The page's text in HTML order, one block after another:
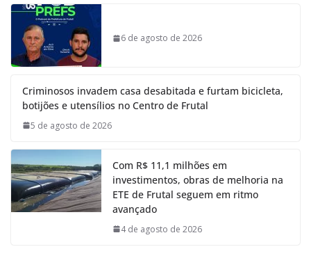
6 de agosto de 2026
Criminosos invadem casa desabitada e furtam bicicleta,
botijões e utensílios no Centro de Frutal
5 de agosto de 2026
Com R$ 11,1 milhões em
investimentos, obras de melhoria na
ETE de Frutal seguem em ritmo
avançado
4 de agosto de 2026